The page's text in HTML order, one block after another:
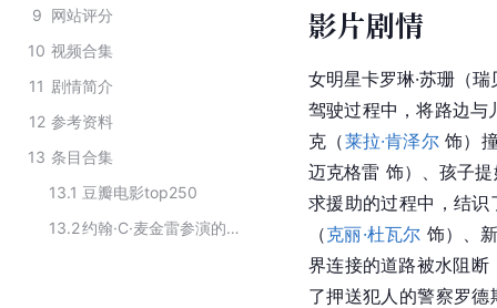
9 网站评分
10 视频合集
11 剧情简介
12 参考资料
13 条目合集
13.1 豆瓣电影top250
13.2
约翰·C·麦金雷参演的影视作品
影片剧情
女明星卡罗琳·苏珊（
驾驶过程中，将路边与
克（莱拉·肯泽尔 饰）
迈克格雷 饰）、孩子
求援助的过程中，结识
（克丽·杜瓦尔 饰）、
界连接的道路被水阻断
了押送犯人的警察罗德